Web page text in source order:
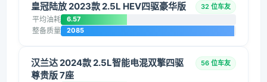
皇冠陆放 2023款 2.5L HEV四驱豪华版 32 位车友
平均油耗 6.57
整备质量 2085
汉兰达 2024款 2.5L智能电混双擎四驱
尊贵版 7座
56 位车友